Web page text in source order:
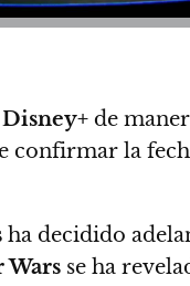
Disney+ de
confirmar la
ha decidido
Wars se ha